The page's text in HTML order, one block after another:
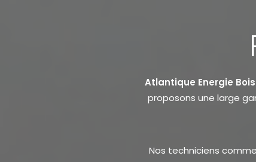
Atlantique Energie Bois
proposons une large
Nos techniciens